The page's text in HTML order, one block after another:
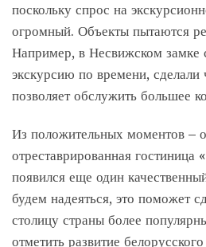
поскольку спрос на
огромный. Объекты пытаются
Например, в Несвижском замке
экскурсию по времени, сделали
позволяет обслужить большее
Из положительных моментов –
отреставрированная гостиница
появился еще один
будем надеяться, это поможет
столицу страны более
отметить развитие